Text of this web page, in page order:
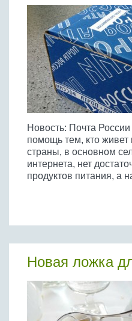
Новость: Почта
помощь тем, кто
страны, в основном
интернета, нет
продуктов питания, а
Новая ложка